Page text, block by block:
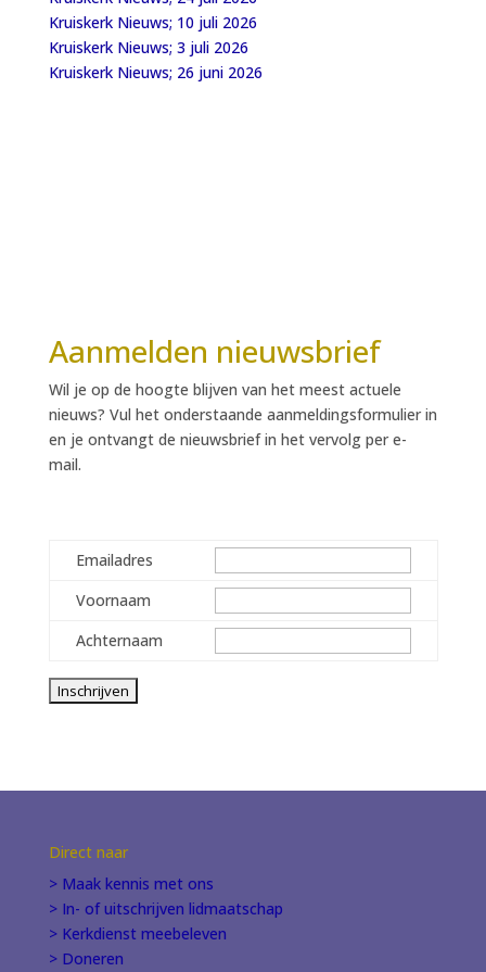
Kruiskerk Nieuws; 10 juli 2026
Kruiskerk Nieuws; 3 juli 2026
Kruiskerk Nieuws; 26 juni 2026
Aanmelden nieuwsbrief
Wil je op de hoogte blijven van het meest actuele
nieuws? Vul het onderstaande aanmeldingsformulier in
en je ontvangt de nieuwsbrief in het vervolg per e-
mail.
Emailadres
Voornaam
Achternaam
Direct naar
> Maak kennis met ons
> In- ofuitschrijven lidmaatschap
> Kerkdienst meebeleven
> Doneren